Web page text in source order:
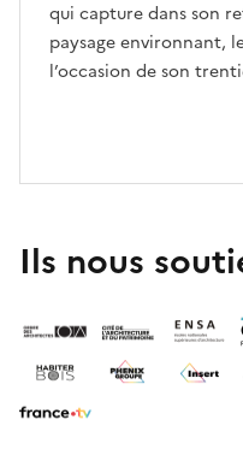
qui capture dans son
paysage environnant,
l’occasion de son
ses collections
son lien avec le public.
disséminées dans
arlésiens. Le premier
les religieux Minimes en
la Révolution,
nouveaux lieux
Anne et l’ancienne
Ils nous